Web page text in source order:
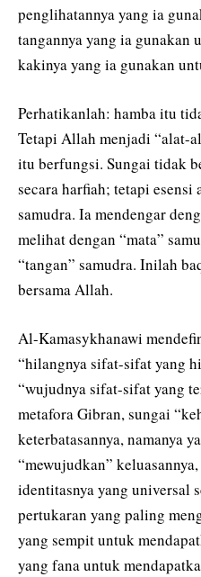
penglihatannya yang ia
tangannya yang ia gunakan
kakinya yang ia gunakan
Perhatikanlah: hamba itu
Tetapi Allah menjadi “alat-
itu berfungsi. Sungai tidak
secara harfiah; tetapi
samudra. Ia mendengar
melihat dengan “mata”
“tangan” samudra. Inilah
bersama Allah.
Al-Kamasykhanawi
“hilangnya sifat-sifat yang
“wujudnya sifat-sifat yang
metafora Gibran, sungai
keterbatasannya, namanya
“mewujudkan”
identitasnya yang universal
pertukaran yang paling
yang sempit untuk
yang fana untuk